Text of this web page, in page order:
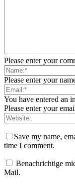
Please enter your
Please enter your
You have entered an
Please enter your
Save my name,
time I comment.
Benachrichtige
Mail.